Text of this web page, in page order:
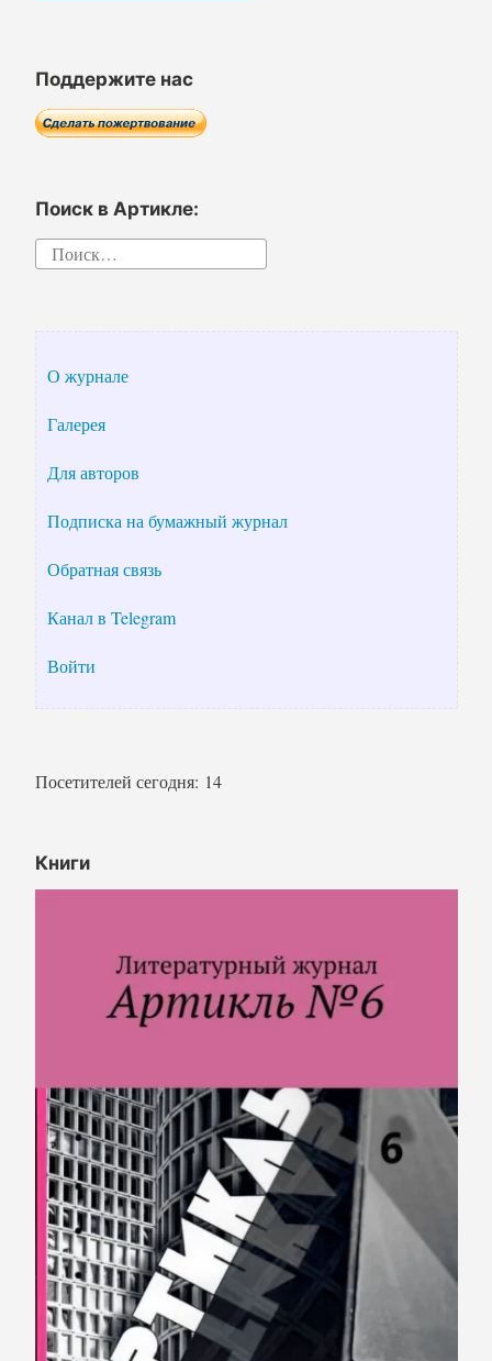
Поддержите нас
Поиск в Артикле:
Найти:
О журнале
Галерея
Для авторов
Подписка на бумажный журнал
Обратная связь
Канал в Telegram
Войти
Посетителей сегодня: 14
Книги